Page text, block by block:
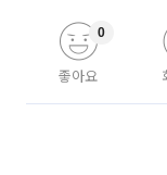
좋아요
0